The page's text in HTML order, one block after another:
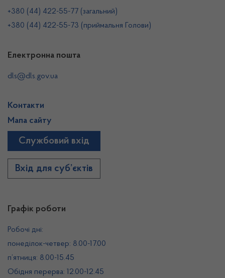
Графік роботи
Робочі дні:
понеділок-четвер: 8.00-17.00
п’ятниця: 8.00-15.45
Обідня перерва: 12.00-12.45
+380 (44) 422-55-77 (загальний)
+380 (44) 422-55-73 (приймальня Голови)
Електронна пошта
dls@dls.gov.ua
Контакти
Мапа сайту
Службовий вхід
Вхід для суб’єктів